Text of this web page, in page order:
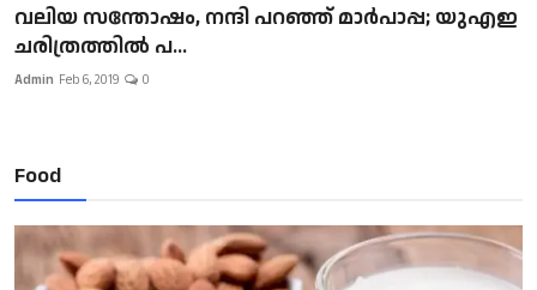
വലിയ സന്തോഷം, നന്ദി പറഞ്ഞ് മാർപാപ്പ; യുഎഇ
ചരിത്രത്തിൽ പ...
Admin Feb 6, 2019 0
Food